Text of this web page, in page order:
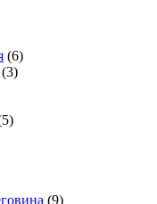
(6)
(3)
(9)